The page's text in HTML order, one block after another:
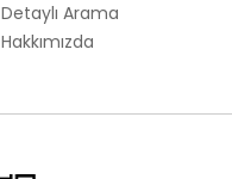
Detaylı Arama
Hakkımızda